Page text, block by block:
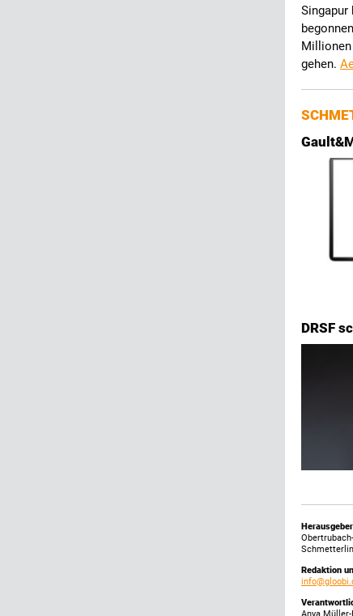
gehen.
DRSF
Herausgeber
Redaktion